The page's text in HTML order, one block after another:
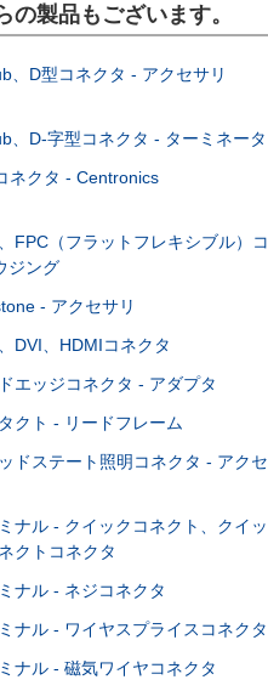
製品もございます。
、D型コネクタ - アクセサリ
、D-字型コネクタ - ターミネータ
ネクタ - Centronics
FPC（フラットフレキシブル）
ジング
- アクセサリ
DVI、HDMIコネクタ
エッジコネクタ - アダプタ
クト - リードフレーム
ドステート照明コネクタ - アク
ナル - クイックコネクト、クイ
クトコネクタ
ナル - ネジコネクタ
ナル - ワイヤスプライスコネクタ
ナル - 磁気ワイヤコネクタ